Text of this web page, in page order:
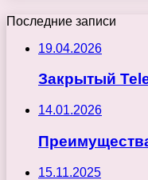
Последние записи
19.04.2026
Закрытый
14.01.2026
15.11.2025